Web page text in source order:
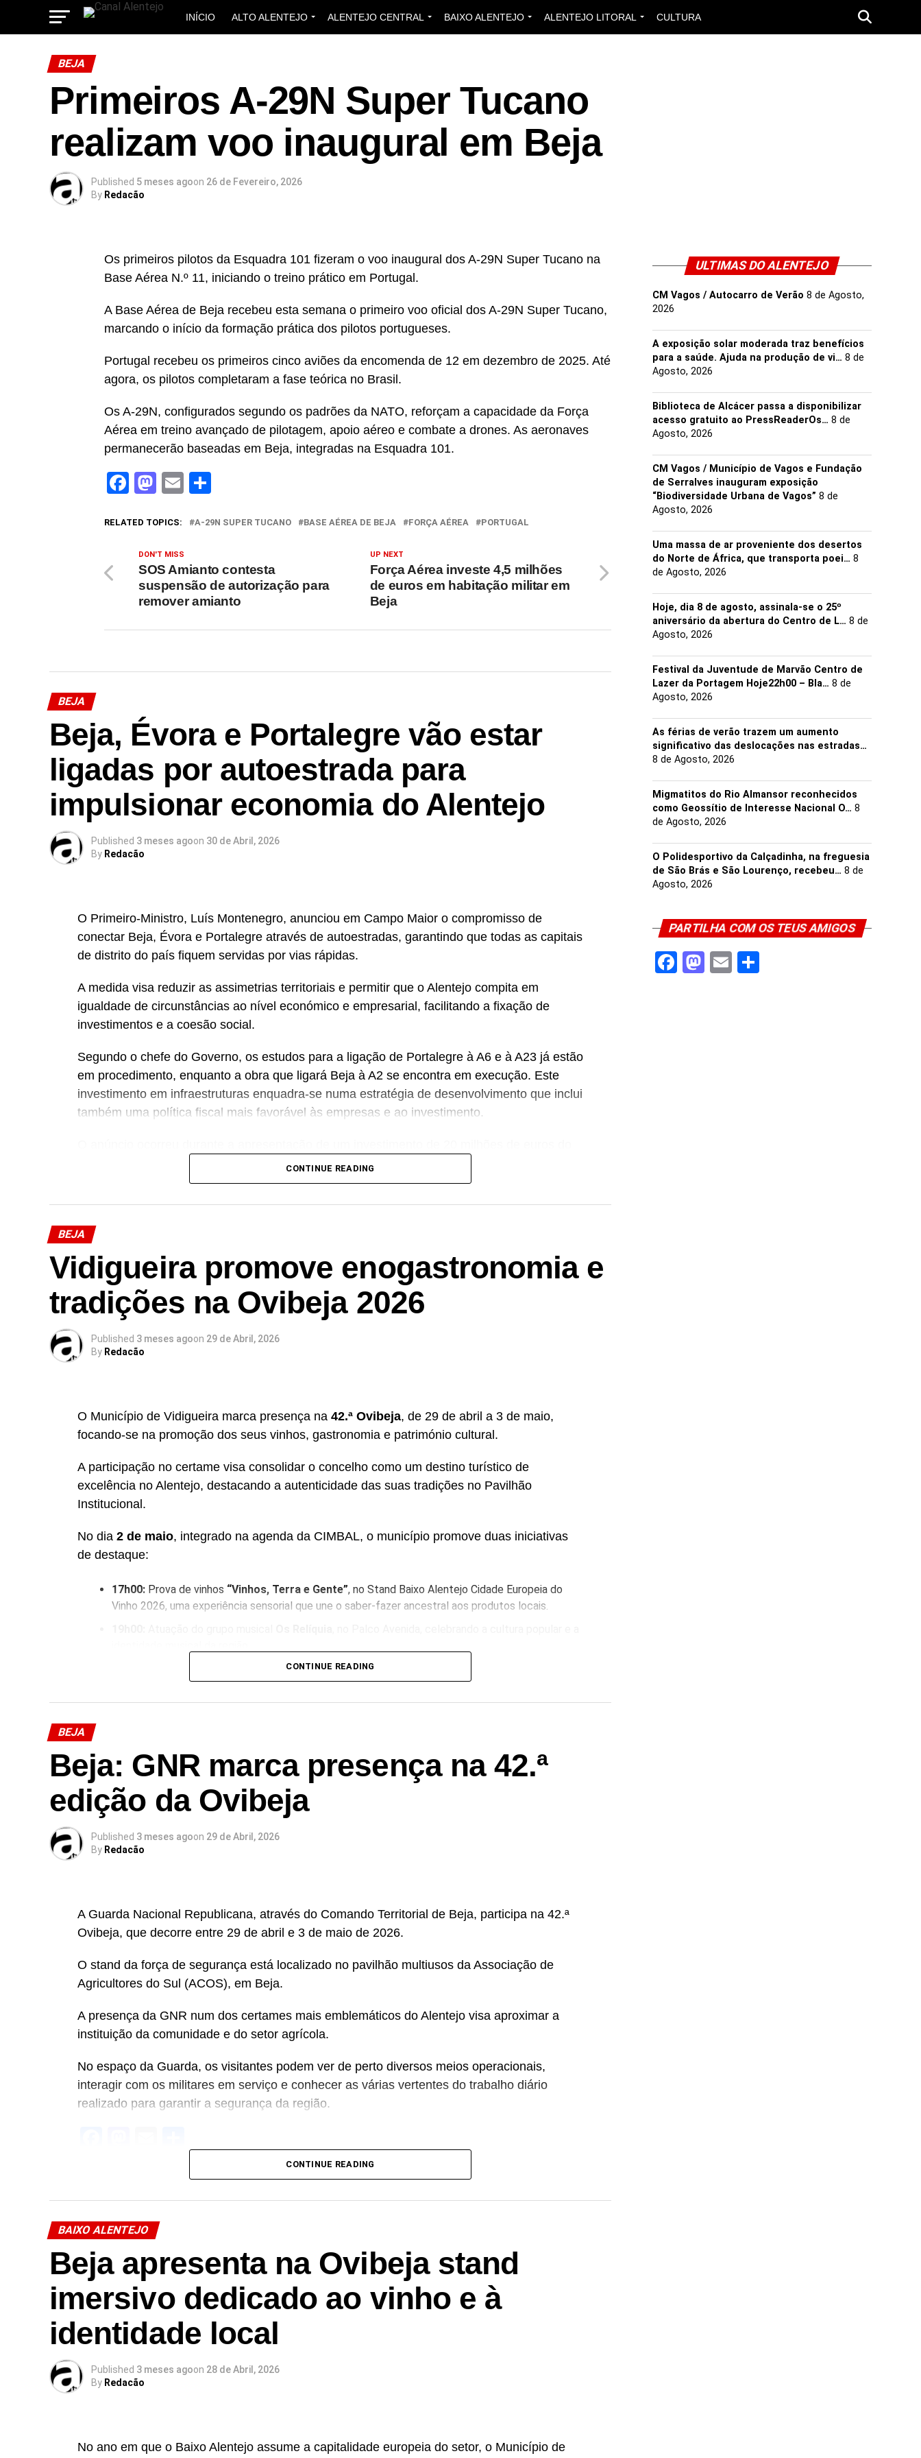
INÍCIO ALTO ALENTEJO ALENTEJO CENTRAL BAIXO ALENTEJO ALENTEJO LITORAL CULTURA
BEJA
Primeiros A-29N Super Tucano
realizam voo inaugural em Beja
Published 5 meses agoon 26 de Fevereiro, 2026
By Redacão
Os primeiros pilotos da Esquadra 101 fizeram o voo inaugural dos A-29N Super Tucano na
Base Aérea N.º 11, iniciando o treino prático em Portugal.
A Base Aérea de Beja recebeu esta semana o primeiro voo oficial dos A-29N Super Tucano,
marcando o início da formação prática dos pilotos portugueses.
Portugal recebeu os primeiros cinco aviões da encomenda de 12 em dezembro de 2025. Até
agora, os pilotos completaram a fase teórica no Brasil.
Os A-29N, configurados segundo os padrões da NATO, reforçam a capacidade da Força
Aérea em treino avançado de pilotagem, apoio aéreo e combate a drones. As aeronaves
permanecerão baseadas em Beja, integradas na Esquadra 101.
Facebook
Mastodon
Email
RELATED TOPICS: A-29N SUPER TUCANO BASE AÉREA DE BEJA FORÇA AÉREA PORTUGAL
UP NEXT
Força Aérea investe 4,5 milhões
de euros em habitação militar em
Beja
DON'T MISS
SOS Amianto contesta
suspensão de autorização para
remover amianto
BEJA
Beja, Évora e Portalegre vão estar
ligadas por autoestrada para
impulsionar economia do Alentejo
Published 3 meses agoon 30 de Abril, 2026
By Redacão
O Primeiro-Ministro, Luís Montenegro, anunciou em Campo Maior o compromisso de
conectar Beja, Évora e Portalegre através de autoestradas, garantindo que todas as capitais
de distrito do país fiquem servidas por vias rápidas.
A medida visa reduzir as assimetrias territoriais e permitir que o Alentejo compita em
igualdade de circunstâncias ao nível económico e empresarial, facilitando a fixação de
investimentos e a coesão social.
Segundo o chefe do Governo, os estudos para a ligação de Portalegre à A6 e à A23 já estão
em procedimento, enquanto a obra que ligará Beja à A2 se encontra em execução. Este
investimento em infraestruturas enquadra-se numa estratégia de desenvolvimento que inclui
também uma política fiscal mais favorável às empresas e ao investimento.
Grupo Nabeiro-Delta Cafés, que duplicou a capacidade de produção da fábrica Novadelta,
consolidando-a como a maior torrefatora da Península Ibérica.
CONTINUE READING
BEJA
Vidigueira promove enogastronomia e
tradições na Ovibeja 2026
Published 3 meses agoon 29 de Abril, 2026
By Redacão
O Município de Vidigueira marca presença na 42.ª Ovibeja, de 29 de abril a 3 de maio,
focando-se na promoção dos seus vinhos, gastronomia e património cultural.
A participação no certame visa consolidar o concelho como um destino turístico de
excelência no Alentejo, destacando a autenticidade das suas tradições no Pavilhão
Institucional.
No dia 2 de maio, integrado na agenda da CIMBAL, o município promove duas iniciativas
de destaque:
17h00: Prova de vinhos “Vinhos, Terra e Gente”, no Stand Baixo Alentejo Cidade Europeia do
Vinho 2026, uma experiência sensorial que une o saber-fazer ancestral aos produtos locais.
Facebook
Mastodon
EmailShare
CONTINUE READING
BEJA
Beja: GNR marca presença na 42.ª
edição da Ovibeja
Published 3 meses agoon 29 de Abril, 2026
By Redacão
A Guarda Nacional Republicana, através do Comando Territorial de Beja, participa na 42.ª
Ovibeja, que decorre entre 29 de abril e 3 de maio de 2026.
O stand da força de segurança está localizado no pavilhão multiusos da Associação de
Agricultores do Sul (ACOS), em Beja.
A presença da GNR num dos certames mais emblemáticos do Alentejo visa aproximar a
instituição da comunidade e do setor agrícola.
No espaço da Guarda, os visitantes podem ver de perto diversos meios operacionais,
interagir com os militares em serviço e conhecer as várias vertentes do trabalho diário
realizado para garantir a segurança da região.
CONTINUE READING
BAIXO ALENTEJO
Beja apresenta na Ovibeja stand
imersivo dedicado ao vinho e à
identidade local
Published 3 meses agoon 28 de Abril, 2026
By Redacão
No ano em que o Baixo Alentejo assume a capitalidade europeia do setor, o Município de
ULTIMAS DO ALENTEJO
CM Vagos / Autocarro de Verão 8 de Agosto,
2026
A exposição solar moderada traz benefícios
para a saúde. Ajuda na produção de vi… 8 de
Agosto, 2026
Biblioteca de Alcácer passa a disponibilizar
acesso gratuito ao PressReaderOs… 8 de
Agosto, 2026
CM Vagos / Município de Vagos e Fundação
de Serralves inauguram exposição
“Biodiversidade Urbana de Vagos” 8 de
Agosto, 2026
Uma massa de ar proveniente dos desertos
do Norte de África, que transporta poei… 8
de Agosto, 2026
Hoje, dia 8 de agosto, assinala-se o 25º
aniversário da abertura do Centro de L… 8 de
Agosto, 2026
Festival da Juventude de Marvão Centro de
Lazer da Portagem Hoje22h00 – Bla… 8 de
Agosto, 2026
As férias de verão trazem um aumento
significativo das deslocações nas estradas…
8 de Agosto, 2026
Migmatitos do Rio Almansor reconhecidos
como Geossítio de Interesse Nacional O… 8
de Agosto, 2026
O Polidesportivo da Calçadinha, na freguesia
de São Brás e São Lourenço, recebeu… 8 de
Agosto, 2026
PARTILHA COM OS TEUS AMIGOS
Facebook
Mastodon
Email